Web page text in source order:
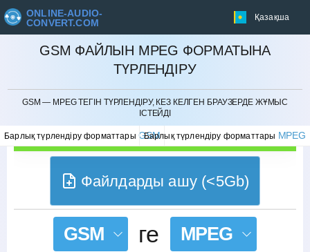
ONLINE-AUDIO-
CONVERT.COM
Қазақша
GSM ФАЙЛЫН MPEG ФОРМАТЫНА
ТҮРЛЕНДІРУ
GSM — MPEG ТЕГІН ТҮРЛЕНДІРУ, КЕЗ КЕЛГЕН БРАУЗЕРДЕ ЖҰМЫС
ІСТЕЙДІ
Барлық түрлендіру форматтары GSM
Барлық түрлендіру форматтары MPEG
Файлдарды ашу (<5Gb)
GSM ге MPEG